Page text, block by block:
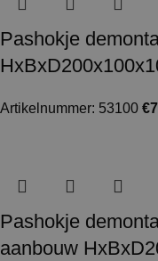
Pashokje
Artikelnummer: 53100 €
Pashokje
aanbouw